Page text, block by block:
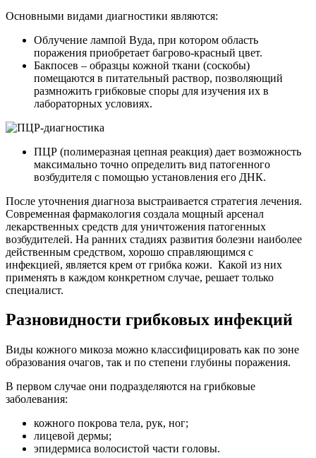
Основными видами диагностики являются:
Облучение лампой Вуда, при котором область
поражения приобретает багрово-красный цвет.
Бакпосев – образцы кожной ткани (соскобы)
помещаются в питательный раствор, позволяющий
размножить грибковые споры для изучения их в
лабораторных условиях.
ПЦР (полимеразная цепная реакция) дает возможность
максимально точно определить вид патогенного
возбудителя с помощью установления его ДНК.
После уточнения диагноза выстраивается стратегия лечения.
Современная фармакология создала мощный арсенал
лекарственных средств для уничтожения патогенных
возбудителей. На ранних стадиях развития болезни наиболее
действенным средством, хорошо справляющимся с
инфекцией, является крем от грибка кожи. Какой из них
применять в каждом конкретном случае, решает только
специалист.
Разновидности грибковых инфекций
Виды кожного микоза можно классифицировать как по зоне
образования очагов, так и по степени глубины поражения.
В первом случае они подразделяются на грибковые
заболевания:
кожного покрова тела, рук, ног;
лицевой дермы;
эпидермиса волосистой части головы.